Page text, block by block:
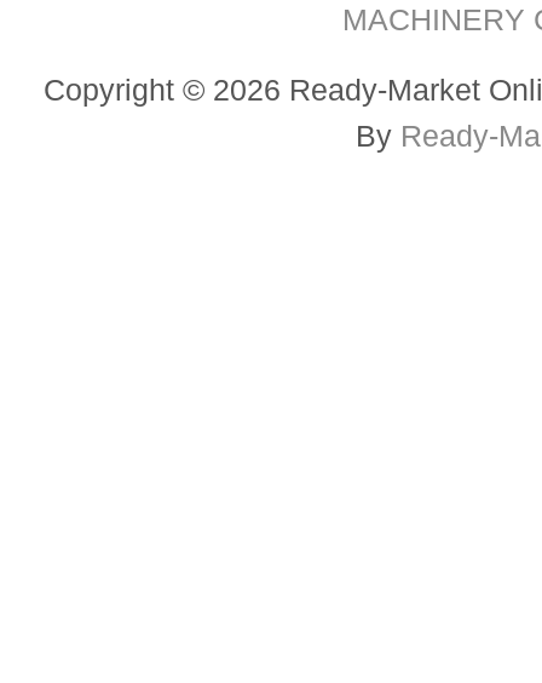
MACHINERY
Copyright © 2026 Ready-Market
By Ready-